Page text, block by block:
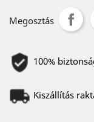
Megosztás
100%
Kiszállítás